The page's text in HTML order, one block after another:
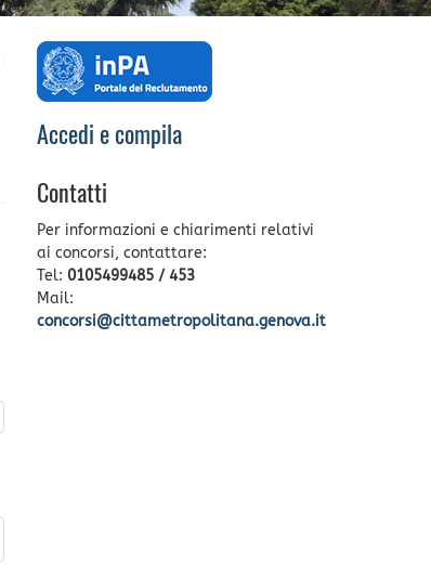
Accedi e compila
Contatti
Per informazioni e chiarimenti relativi
ai concorsi, contattare:
Tel: 0105499485 / 453
Mail:
concorsi@cittametropolitana.genova.it